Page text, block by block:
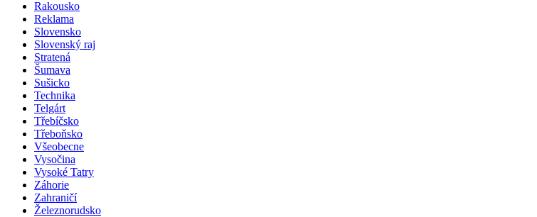
Rakousko
Reklama
Slovensko
Slovenský raj
Stratená
Šumava
Sušicko
Technika
Telgárt
Třebíčsko
Třeboňsko
Všeobecne
Vysočina
Vysoké Tatry
Záhorie
Zahraničí
Železnorudsko